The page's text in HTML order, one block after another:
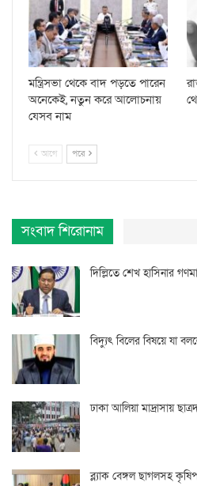
মন্ত্রিসভা থেকে বাদ পড়তে পারেন
অনেকেই, নতুন করে আলোচনায়
যেসব নাম
আগে পরে
সংবাদ শিরোনাম
দিল্লিতে শেখ হাসিনার
বিদ্যুৎ বিলের বিষয়ে যা
ঢাকা আলিয়া মাদ্রাসায়
ব্ল্যাক বেঙ্গল ছাগলসহ